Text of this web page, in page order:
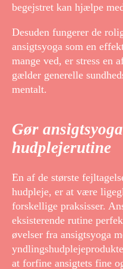
begejstret kan hjælpe
Desuden fungerer de
ansigtsyoga som en
mange ved, er stress en
gælder generelle
mentalt.
Gør
hudplejerutine
En af de største
hudpleje, er at være
forskellige praksisser.
eksisterende rutine
øvelser fra ansigtsyoga
at forfine ansigtets fine